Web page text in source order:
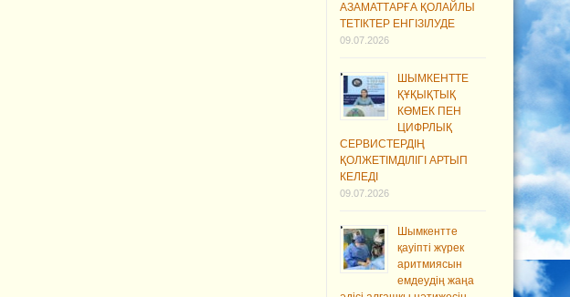
АЗАМАТТАРҒА ҚОЛАЙЛЫ
ТЕТІКТЕР ЕНГІЗІЛУДЕ
09.07.2026
ШЫМКЕНТТЕ
ҚҰҚЫҚТЫҚ
КӨМЕК ПЕН
ЦИФРЛЫҚ
СЕРВИСТЕРДІҢ
ҚОЛЖЕТІМДІЛІГІ АРТЫП
КЕЛЕДІ
09.07.2026
Шымкентте
қауіпті жүрек
аритмиясын
емдеудің жаңа